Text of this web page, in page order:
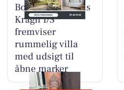
BoligOne Mogens
Kragh I/S
fremviser
rummelig villa
med udsigt til
åbne marker